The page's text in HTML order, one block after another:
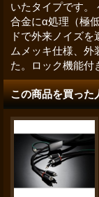
いたタイプです。
合金にα処理（極
ドで外来ノイズ
ムメッキ仕様、外
た。ロック機能付
この商品を買った